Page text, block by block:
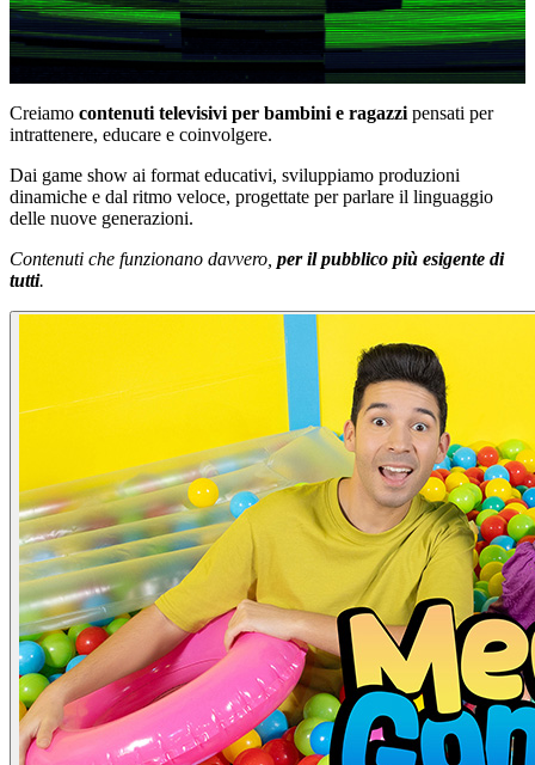
PROGRAMMI PER BAMBINI
Programmi TV
Kids
Creiamo contenuti televisivi per bambini e ragazzi pensati per
intrattenere, educare e coinvolgere.
Dai game show ai format educativi, sviluppiamo produzioni
dinamiche e dal ritmo veloce, progettate per parlare il linguaggio
delle nuove generazioni.
Contenuti che funzionano davvero, per il pubblico più esigente di
tutti.